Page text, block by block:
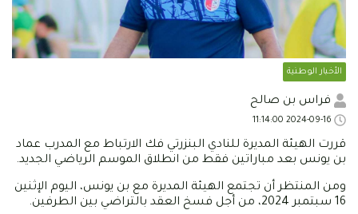
الأخبار الوطنية
فراس بن صالح
قررت الهيئة المديرة للنادي البنزرتي فك الارتباط مع المدرب عماد
بن يونس بعد مباراتين فقط من انطلاق الموسم الرياضي الجديد.
ومن المنتظر أن تجتمع الهيئة المديرة مع بن يونس، اليوم الإثنين
16 سبتمبر 2024، من أجل فسخ العقد بالتراضي بين الطرفين.